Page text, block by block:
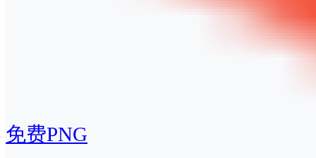
免费PNG